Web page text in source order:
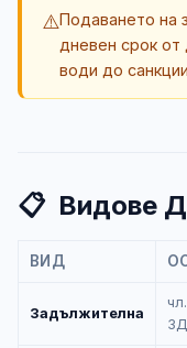
⚠️Подаването на
дневен срок от
води до
📋 Видове
ВИД
Задължителна